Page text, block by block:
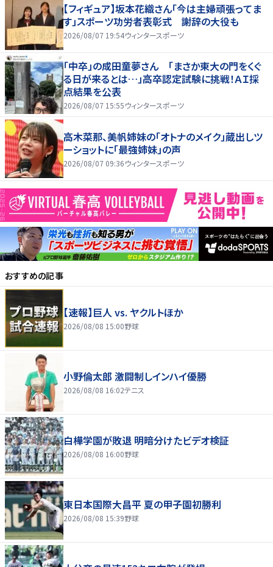
【フィギュア】坂本花織さん「今は主婦頑張ってま
す」スポーツ功労者表彰式 謝辞の大役も
2026/08/07 19:54ウィンタースポーツ
「中卒」の成田童夢さん 「まさか東大の門をくぐ
る日が来るとは…」高卒認定試験に挑戦！ＡＩ採
点結果を公表
2026/08/07 15:55ウィンタースポーツ
高木菜那、美帆姉妹の「オトナのメイク」蔵出しツ
ーショットに「最強姉妹」の声
2026/08/07 09:36ウィンタースポーツ
おすすめの記事
【速報】巨人 vs. ヤクルトほか
2026/08/08 15:00野球
小野倫太郎 激闘制しインハイ優勝
2026/08/08 16:02テニス
白樺学園が敗退 明暗分けたビデオ検証
2026/08/08 16:00野球
東日本国際大昌平 夏の甲子園初勝利
2026/08/08 15:39野球